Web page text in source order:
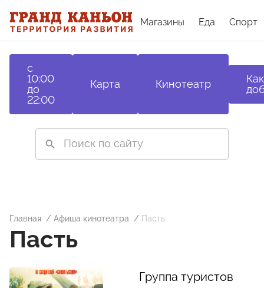
Магазины Еда Спорт
с
10:00
до
22:00
Карта Кинотеатр
Как
Главная Афиша кинотеатра Пасть
Пасть
Группа туристов